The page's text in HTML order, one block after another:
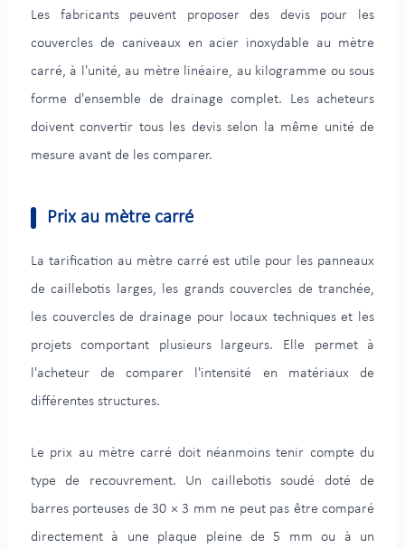
Les fabricants peuvent proposer des devis pour les
couvercles de caniveaux en acier inoxydable au mètre
carré, à l'unité, au mètre linéaire, au kilogramme ou sous
forme d'ensemble de drainage complet. Les acheteurs
doivent convertir tous les devis selon la même unité de
mesure avant de les comparer.
Prix au mètre carré
La tarification au mètre carré est utile pour les panneaux
de caillebotis larges, les grands couvercles de tranchée,
les couvercles de drainage pour locaux techniques et les
projets comportant plusieurs largeurs. Elle permet à
l'acheteur de comparer l'intensité en matériaux de
différentes structures.
Le prix au mètre carré doit néanmoins tenir compte du
type de recouvrement. Un caillebotis soudé doté de
barres porteuses de 30 × 3 mm ne peut pas être comparé
directement à une plaque pleine de 5 mm ou à un